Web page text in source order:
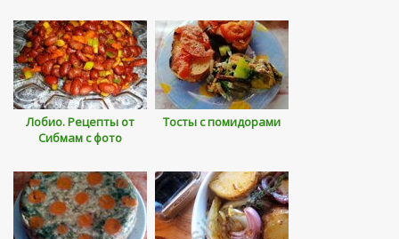
Лобио. Рецепты от
Сибмам с фото
Тосты с помидорами